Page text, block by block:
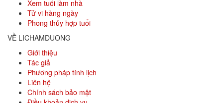
Xem tuổi làm nhà
Tử vi hàng ngày
Phong thủy hợp tuổi
VỀ LICHAMDUONG
Giới thiệu
Tác giả
Phương pháp tính lịch
Liên hệ
Chính sách bảo mật